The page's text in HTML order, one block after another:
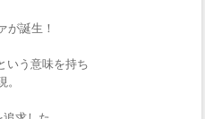
が誕生！
いう意味を持ち